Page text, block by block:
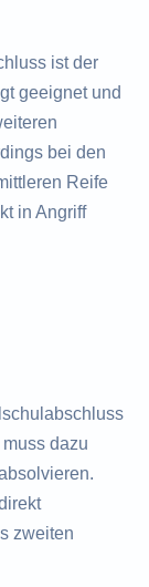
ist der
geeignet und
bei den
Reife
in Angriff
dazu
zweiten